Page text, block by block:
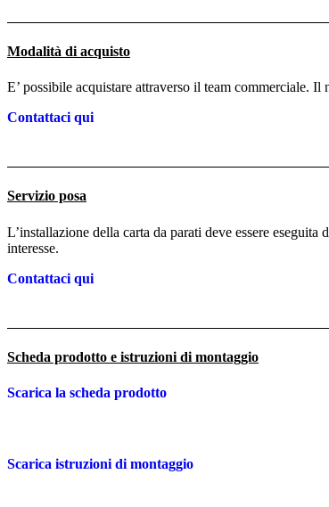
Modalità di acquisto
E’ possibile acquistare attraverso il team commerciale.
Contattaci qui
Servizio posa
L’installazione della carta da parati deve essere
interesse.
Contattaci qui
Scheda prodotto e istruzioni di montaggio
Scarica la scheda prodotto
Scarica istruzioni di montaggio